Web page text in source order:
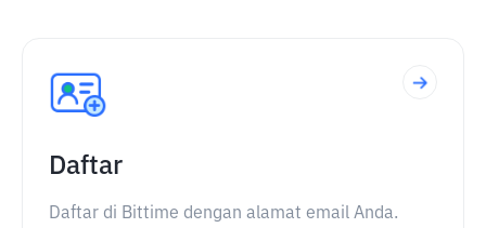
Daftar
Daftar di Bittime dengan alamat email Anda.